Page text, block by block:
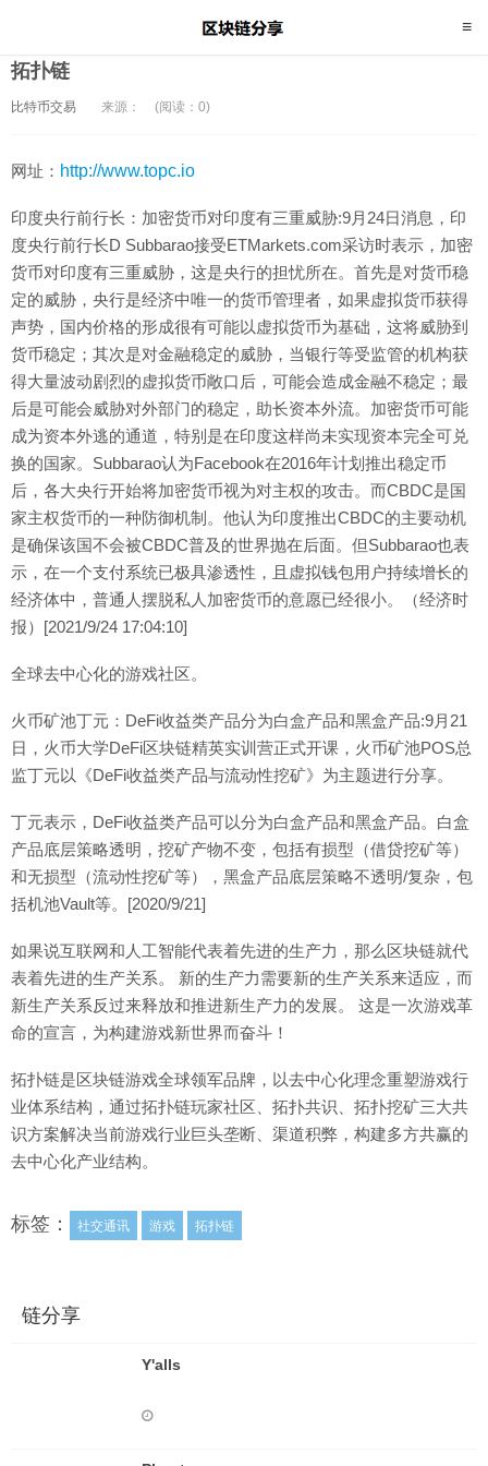
拓扑链
比特币交易 来源： (阅读：0)
网址： http://www.topc.io
印度央行前行长：加密货币对印度有三重威胁:9月24日消息，印
度央行前行长D Subbarao接受ETMarkets.com采访时表示，加密
货币对印度有三重威胁，这是央行的担忧所在。首先是对货币稳
定的威胁，央行是经济中唯一的货币管理者，如果虚拟货币获得
声势，国内价格的形成很有可能以虚拟货币为基础，这将威胁到
货币稳定；其次是对金融稳定的威胁，当银行等受监管的机构获
得大量波动剧烈的虚拟货币敞口后，可能会造成金融不稳定；最
后是可能会威胁对外部门的稳定，助长资本外流。加密货币可能
成为资本外逃的通道，特别是在印度这样尚未实现资本完全可兑
换的国家。Subbarao认为Facebook在2016年计划推出稳定币
后，各大央行开始将加密货币视为对主权的攻击。而CBDC是国
家主权货币的一种防御机制。他认为印度推出CBDC的主要动机
是确保该国不会被CBDC普及的世界抛在后面。但Subbarao也表
示，在一个支付系统已极具渗透性，且虚拟钱包用户持续增长的
经济体中，普通人摆脱私人加密货币的意愿已经很小。（经济时
报）[2021/9/24 17:04:10]
全球去中心化的游戏社区。
火币矿池丁元：DeFi收益类产品分为白盒产品和黑盒产品:9月21
日，火币大学DeFi区块链精英实训营正式开课，火币矿池POS总
监丁元以《DeFi收益类产品与流动性挖矿》为主题进行分享。
丁元表示，DeFi收益类产品可以分为白盒产品和黑盒产品。白盒
产品底层策略透明，挖矿产物不变，包括有损型（借贷挖矿等）
和无损型（流动性挖矿等），黑盒产品底层策略不透明/复杂，包
括机池Vault等。[2020/9/21]
如果说互联网和人工智能代表着先进的生产力，那么区块链就代
表着先进的生产关系。 新的生产力需要新的生产关系来适应，而
新生产关系反过来释放和推进新生产力的发展。 这是一次游戏革
命的宣言，为构建游戏新世界而奋斗！
拓扑链是区块链游戏全球领军品牌，以去中心化理念重塑游戏行
业体系结构，通过拓扑链玩家社区、拓扑共识、拓扑挖矿三大共
识方案解决当前游戏行业巨头垄断、渠道积弊，构建多方共赢的
去中心化产业结构。
标签： 社交通讯 游戏 拓扑链
链分享
Y'alls